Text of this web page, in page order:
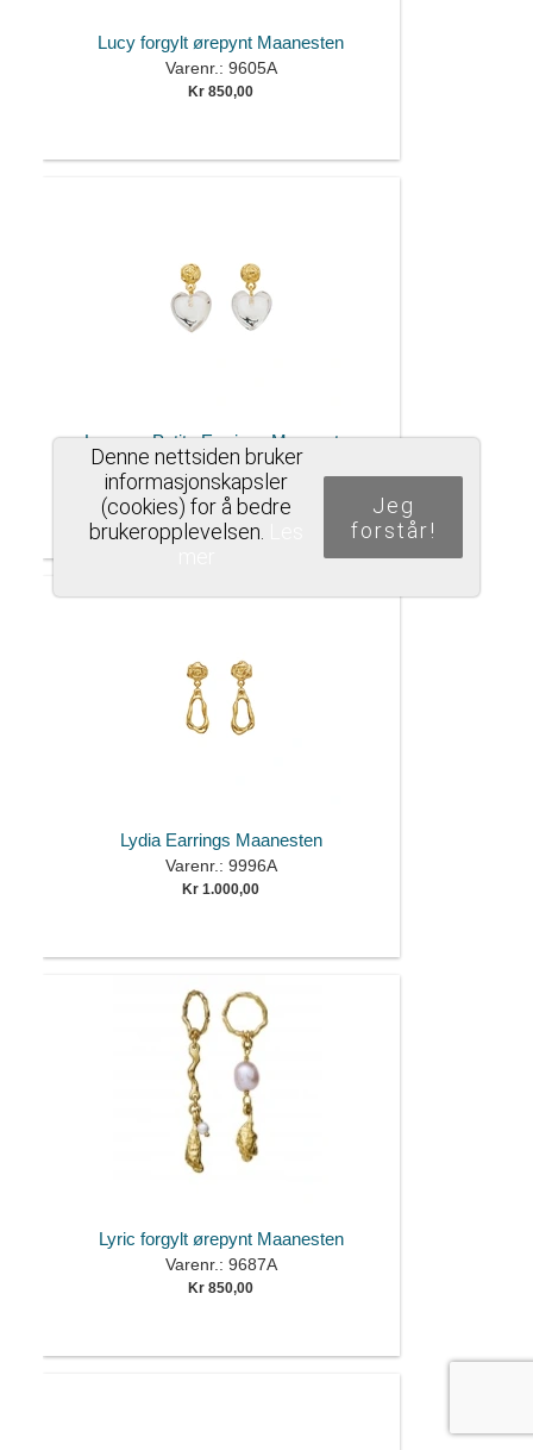
Lucy forgylt ørepynt Maanesten
Varenr.: 9605A
Kr 850,00
Lemona Petite Earrings Maanesten
Varenr.: 9975A
Kr 1.100,00
Lydia Earrings Maanesten
Varenr.: 9996A
Kr 1.000,00
Lyric forgylt ørepynt Maanesten
Varenr.: 9687A
Kr 850,00
Denne nettsiden bruker
informasjonskapsler
(cookies) for å bedre
brukeropplevelsen.
Jeg
forstår!